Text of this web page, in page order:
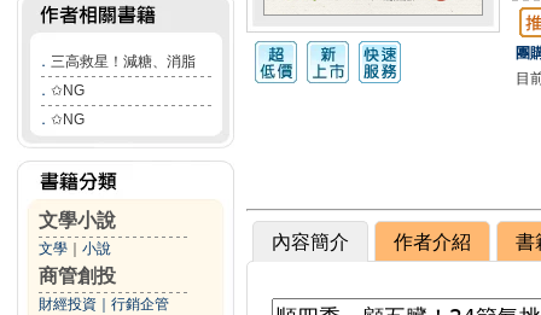
． 三高救星！減糖、消脂
． ✩NG
． ✩NG
文學小說
文學 小說
商管創投
財經投資 行銷企管
團
目
內容簡介 作者介紹 書